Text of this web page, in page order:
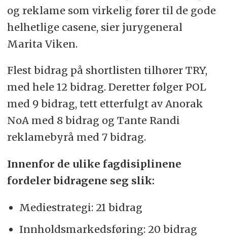
og reklame som virkelig fører til de gode
helhetlige casene, sier jurygeneral
Marita Viken.
Flest bidrag på shortlisten tilhører TRY,
med hele 12 bidrag. Deretter følger POL
med 9 bidrag, tett etterfulgt av Anorak
NoA med 8 bidrag og Tante Randi
reklamebyrå med 7 bidrag.
Innenfor de ulike fagdisiplinene
fordeler bidragene seg slik:
Mediestrategi: 21 bidrag
Innholdsmarkedsføring: 20 bidrag